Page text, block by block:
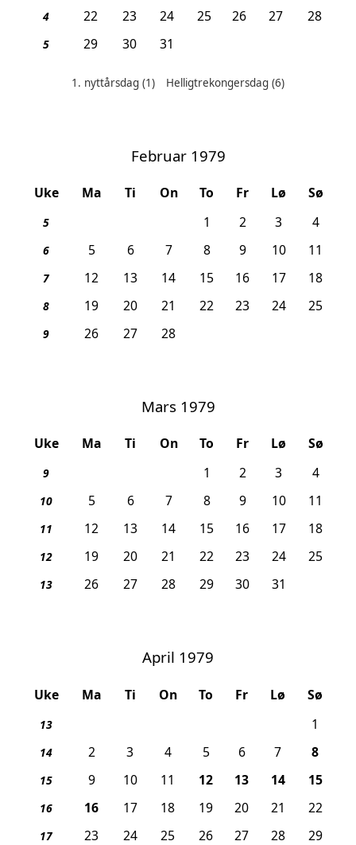
4 22 23 24 25 26 27 28
5 29 30 31
Helligdager denne måneden:
1. nyttårsdag(1) Helligtrekongersdag (6)
Februar 1979
Uke Ma Ti On To Fr Lø Sø
5 1 2 3 4
6 5 6 7 8 9 10 11
7 12 13 14 15 16 17 18
8 19 20 21 22 23 24 25
9 26 27 28
Mars 1979
Uke Ma Ti On To Fr Lø Sø
9 1 2 3 4
10 5 6 7 8 9 10 11
11 12 13 14 15 16 17 18
12 19 20 21 22 23 24 25
13 26 27 28 29 30 31
April 1979
Uke Ma Ti On To Fr Lø Sø
13 1
14 2 3 4 5 6 7 8,
15 9 10 11 12, Skjærtorsdag
13, Langfredag
14, 15, 1.
16 16, 2. påskedag
17 18 19 20 21 22
17 23 24 25 26 27 28 29